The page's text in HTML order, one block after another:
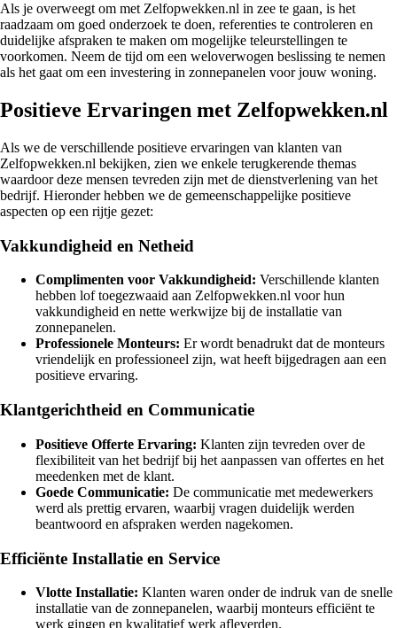
Als je overweegt om met Zelfopwekken.nl in zee te gaan, is het
raadzaam om goed onderzoek te doen, referenties te controleren en
duidelijke afspraken te maken om mogelijke teleurstellingen te
voorkomen. Neem de tijd om een weloverwogen beslissing te nemen
als het gaat om een investering in zonnepanelen voor jouw woning.
Positieve Ervaringen met Zelfopwekken.nl
Als we de verschillende positieve ervaringen van klanten van
Zelfopwekken.nl bekijken, zien we enkele terugkerende themas
waardoor deze mensen tevreden zijn met de dienstverlening van het
bedrijf. Hieronder hebben we de gemeenschappelijke positieve
aspecten op een rijtje gezet:
Vakkundigheid en Netheid
Complimenten voor Vakkundigheid: Verschillende klanten
hebben lof toegezwaaid aan Zelfopwekken.nl voor hun
vakkundigheid en nette werkwijze bij de installatie van
zonnepanelen.
Professionele Monteurs: Er wordt benadrukt dat de monteurs
vriendelijk en professioneel zijn, wat heeft bijgedragen aan een
positieve ervaring.
Klantgerichtheid en Communicatie
Positieve Offerte Ervaring: Klanten zijn tevreden over de
flexibiliteit van het bedrijf bij het aanpassen van offertes en het
meedenken met de klant.
Goede Communicatie: De communicatie met medewerkers
werd als prettig ervaren, waarbij vragen duidelijk werden
beantwoord en afspraken werden nagekomen.
Efficiënte Installatie en Service
Vlotte Installatie: Klanten waren onder de indruk van de snelle
installatie van de zonnepanelen, waarbij monteurs efficiënt te
werk gingen en kwalitatief werk afleverden.